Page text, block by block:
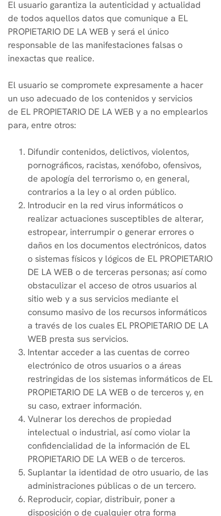
El usuario garantiza la autenticidad y actualidad
de todos aquellos datos que comunique a EL
PROPIETARIO DE LA WEB y será el único
responsable de las manifestaciones falsas o
inexactas que realice.
El usuario se compromete expresamente a hacer
un uso adecuado de los contenidos y servicios
de EL PROPIETARIO DE LA WEB y a no emplearlos
para, entre otros:
Difundir contenidos, delictivos, violentos,
pornográficos, racistas, xenófobo, ofensivos,
de apología del terrorismo o, en general,
contrarios a la ley o al orden público.
Introducir en la red virus informáticos o
realizar actuaciones susceptibles de alterar,
estropear, interrumpir o generar errores o
daños en los documentos electrónicos, datos
o sistemas físicos y lógicos de EL PROPIETARIO
DE LA WEB o de terceras personas; así como
obstaculizar el acceso de otros usuarios al
sitio web y a sus servicios mediante el
consumo masivo de los recursos informáticos
a través de los cuales EL PROPIETARIO DE LA
WEB presta sus servicios.
Intentar acceder a las cuentas de correo
electrónico de otros usuarios o a áreas
restringidas de los sistemas informáticos de EL
PROPIETARIO DE LA WEB o de terceros y, en
su caso, extraer información.
Vulnerar los derechos de propiedad
intelectual o industrial, así como violar la
confidencialidad de la información de EL
PROPIETARIO DE LA WEB o de terceros.
Suplantar la identidad de otro usuario, de las
administraciones públicas o de un tercero.
Reproducir, copiar, distribuir, poner a
disposición o de cualquier otra forma